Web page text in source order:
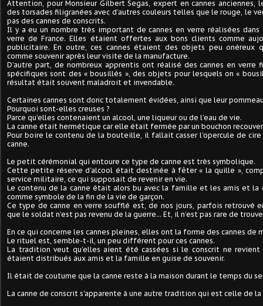
Attention, pour Monsieur Gilbert Segas, expert en cannes anciennes,
des torsades filigranées avec d’autres couleurs telles que le rouge, le
pas des cannes de conscrits.
Il y a eu un nombre très important de cannes en verre réalisées
verre de France. Elles étaient offertes aux bons clients comme
publicitaire. En outre, ces cannes étaient des objets peu onéreux
comme souvenir après leur visite de la manufacture.
D’autre part, de nombreux apprentis ont réalisé des cannes en verre
spécifiques sont des « bousillés », des objets pour lesquels on «
résultat était souvent maladroit et invendable.
Certaines cannes sont donc totalement évidées, ainsi que leur
Pourquoi sont-elles creuses ?
Parce qu’elles contenaient un alcool, une liqueur ou de l’eau de vie.
La canne était hermétique car elle était fermée par un bouchon
Pour boire le contenu de la bouteille, il fallait casser l’opercule de
canne.
Le petit cérémonial qui entoure ce type de canne est très symbolique.
Cette petite réserve d’alcool était destinée à fêter « la quille »,
service militaire, ce qui supposait de revenir en vie.
Le contenu de la canne était alors bu avec la famille et les amis et la
comme symbole de la fin de la vie de garçon.
Ce type de canne en verre soufflé est, de nos jours, parfois retrouvé
que le soldat n’est pas revenu de la guerre... Et, il n’est pas rare de
En ce qui concerne les cannes pleines, elles ont la forme des cannes de
Le rituel est, semble-t-il, un peu différent pour ces cannes.
La tradition veut qu’elles aient été cassées si le conscrit ne revient
étaient distribués aux amis et la famille en guise de souvenir.
Il était de coutume que la canne reste à la maison durant le temps du
La canne de conscrit s'apparente à une autre tradition qui est celle de